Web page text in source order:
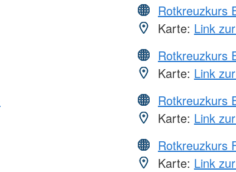
Rotkreuzkurs
Karte: Link
Rotkreuzkurs
Karte: Link
Rotkreuzkurs
Karte: Link
Rotkreuzkurs
Karte: Link